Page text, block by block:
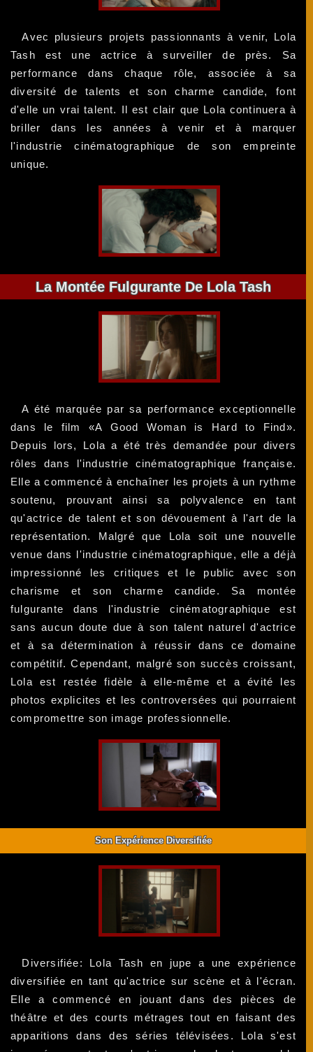
Avec plusieurs projets passionnants à venir, Lola
Tash est une actrice à surveiller de près. Sa
performance dans chaque rôle, associée à sa
diversité de talents et son charme candide, font
d'elle un vrai talent. Il est clair que Lola continuera à
briller dans les années à venir et à marquer
l'industrie cinématographique de son empreinte
unique.
La Montée Fulgurante De Lola Tash
A été marquée par sa performance exceptionnelle
dans le film «A Good Woman is Hard to Find».
Depuis lors, Lola a été très demandée pour divers
rôles dans l'industrie cinématographique française.
Elle a commencé à enchaîner les projets à un rythme
soutenu, prouvant ainsi sa polyvalence en tant
qu'actrice de talent et son dévouement à l'art de la
représentation. Malgré que Lola soit une nouvelle
venue dans l'industrie cinématographique, elle a déjà
impressionné les critiques et le public avec son
charisme et son charme candide. Sa montée
fulgurante dans l'industrie cinématographique est
sans aucun doute due à son talent naturel d'actrice
et à sa détermination à réussir dans ce domaine
compétitif. Cependant, malgré son succès croissant,
Lola est restée fidèle à elle-même et a évité les
photos explicites et les controversées qui pourraient
compromettre son image professionnelle.
Son Expérience Diversifiée
Diversifiée: Lola Tash en jupe a une expérience
diversifiée en tant qu'actrice sur scène et à l'écran.
Elle a commencé en jouant dans des pièces de
théâtre et des courts métrages tout en faisant des
apparitions dans des séries télévisées. Lola s'est